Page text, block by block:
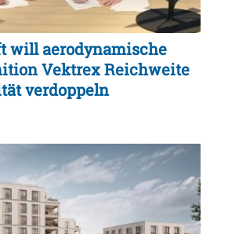
will aerodynamische
Vektrex Reichweite
verdoppeln